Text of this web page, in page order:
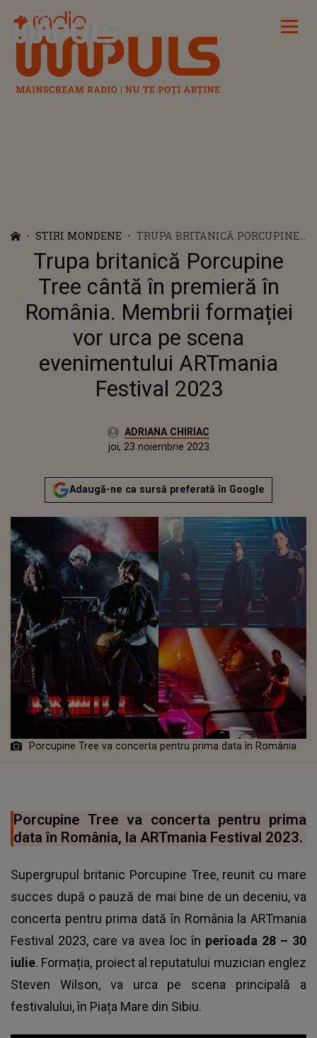
Radio Impuls
STIRI MONDENE
TRUPA BRITANICĂ PORCUPINE
TREE CÂNTĂ ÎN PREMIERĂ ÎN
ROMÂNIA. MEMBRII
FORMAȚIEI VOR URCA PE
SCENA EVENIMENTULUI
ARTMANIA FESTIVAL 2023
Trupa britanică Porcupine
Tree cântă în premieră în
România. Membrii formației
vor urca pe scena
evenimentului ARTmania
Festival 2023
Autor:ADRIANA CHIRIAC
miercuri, 23 noiembrie 2022
Actualizat:
joi, 23 noiembrie 2023
Adaugă-ne ca sursă preferată în Google
Porcupine Tree va concerta pentru prima data în România
Porcupine Tree va concerta pentru prima
data în România, la ARTmania Festival 2023.
Supergrupul britanic Porcupine Tree, reunit cu mare
succes după o pauză de mai bine de un deceniu, va
concerta pentru prima dată în România la ARTmania
Festival 2023, care va avea loc în perioada 28 – 30
iulie. Formația, proiect al reputatului muzician englez
Steven Wilson, va urca pe scena principală a
festivalului, în Piața Mare din Sibiu.